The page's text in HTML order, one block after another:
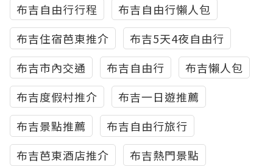
布吉自由行行程
布吉自由行懶人包
布吉住宿芭東推介
布吉5天4夜自由行
布吉市內交通
布吉自由行
布吉懶人包
布吉度假村推介
布吉一日遊推薦
布吉景點推薦
布吉自由行旅行
布吉芭東酒店推介
布吉熱門景點